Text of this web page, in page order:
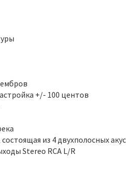
+/- 100 центов
из 4 двухполосных
Stereo RCA L/R